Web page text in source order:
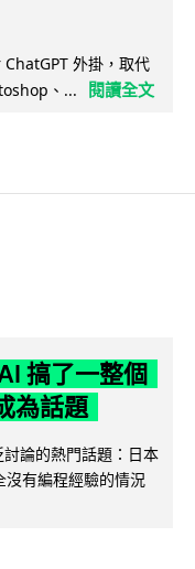
外掛，取代
、...
閱讀全文
搞了一整個
為話題
論的熱門話題：日本
沒有編程經驗的情況